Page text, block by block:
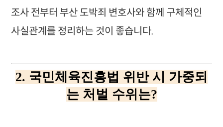
조사 전부터 부산 도박죄 변호사와 함께 구체적인
사실관계를 정리하는 것이 좋습니다.
2. 국민체육진흥법 위반 시 가중되
는 처벌 수위는?